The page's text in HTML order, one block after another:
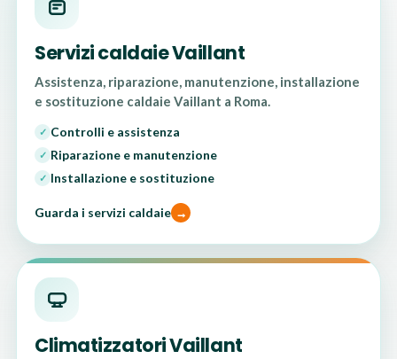
Servizi caldaie Vaillant
Assistenza, riparazione, manutenzione, installazione
e sostituzione caldaie Vaillant a Roma.
✓ Controlli e assistenza
✓ Riparazione e manutenzione
✓ Installazione e sostituzione
Guarda i servizi caldaie
Climatizzatori Vaillant